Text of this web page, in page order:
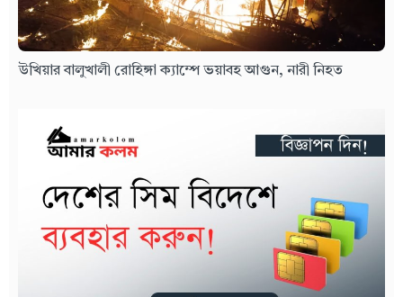
উখিয়ার বালুখালী রোহিঙ্গা ক্যাম্পে ভয়াবহ আগুন, নারী নিহত